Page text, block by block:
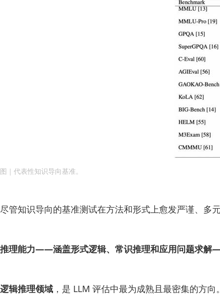
图｜代表性知识导向基准。
尽管知识导向的基准测试在方法和形式上愈发严谨、多
推理能力——涵盖形式逻辑、常识推理和应用问题求解
逻辑推理领域 ，是 LLM 评估中最为成熟且最密集的方